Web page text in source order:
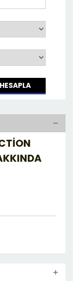
HESAPLA